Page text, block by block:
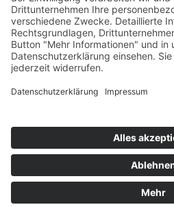
Schiffdorfer
Tel: +49 471
E-Mail:
AGB
Widerrufsbelehrung